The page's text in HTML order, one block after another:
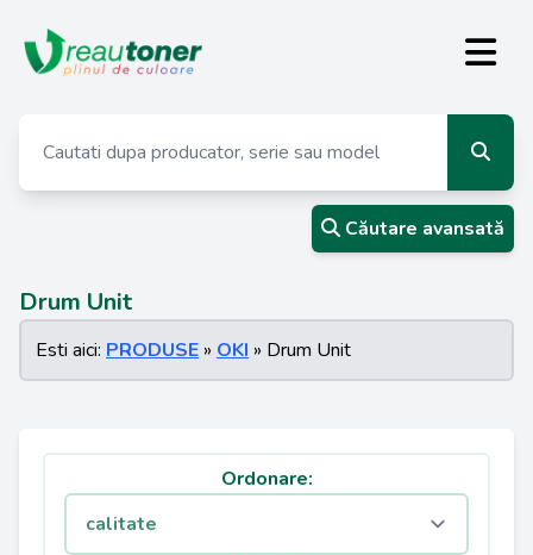
Căutare avansată
Drum Unit
Esti aici: PRODUSE » OKI » Drum Unit
Ordonare: